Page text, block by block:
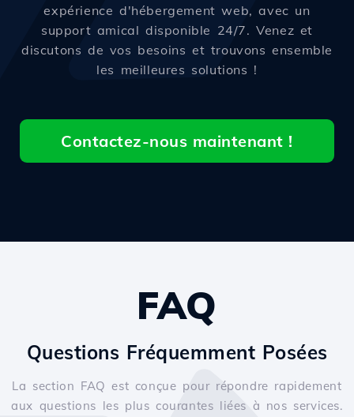
expérience d'hébergement web, avec un
support amical disponible 24/7. Venez et
discutons de vos besoins et trouvons ensemble
les meilleures solutions !
Contactez-nous maintenant !
FAQ
Questions Fréquemment Posées
La section FAQ est conçue pour répondre rapidement
aux questions les plus courantes liées à nos services.